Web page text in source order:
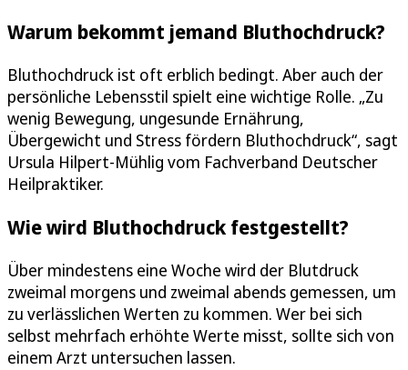
Warum bekommt jemand Bluthochdruck?
Bluthochdruck ist oft erblich bedingt. Aber auch der
persönliche Lebensstil spielt eine wichtige Rolle. „Zu
wenig Bewegung, ungesunde Ernährung,
Übergewicht und Stress fördern Bluthochdruck“, sagt
Ursula Hilpert-Mühlig vom Fachverband Deutscher
Heilpraktiker.
Wie wird Bluthochdruck festgestellt?
Über mindestens eine Woche wird der Blutdruck
zweimal morgens und zweimal abends gemessen, um
zu verlässlichen Werten zu kommen. Wer bei sich
selbst mehrfach erhöhte Werte misst, sollte sich von
einem Arzt untersuchen lassen.